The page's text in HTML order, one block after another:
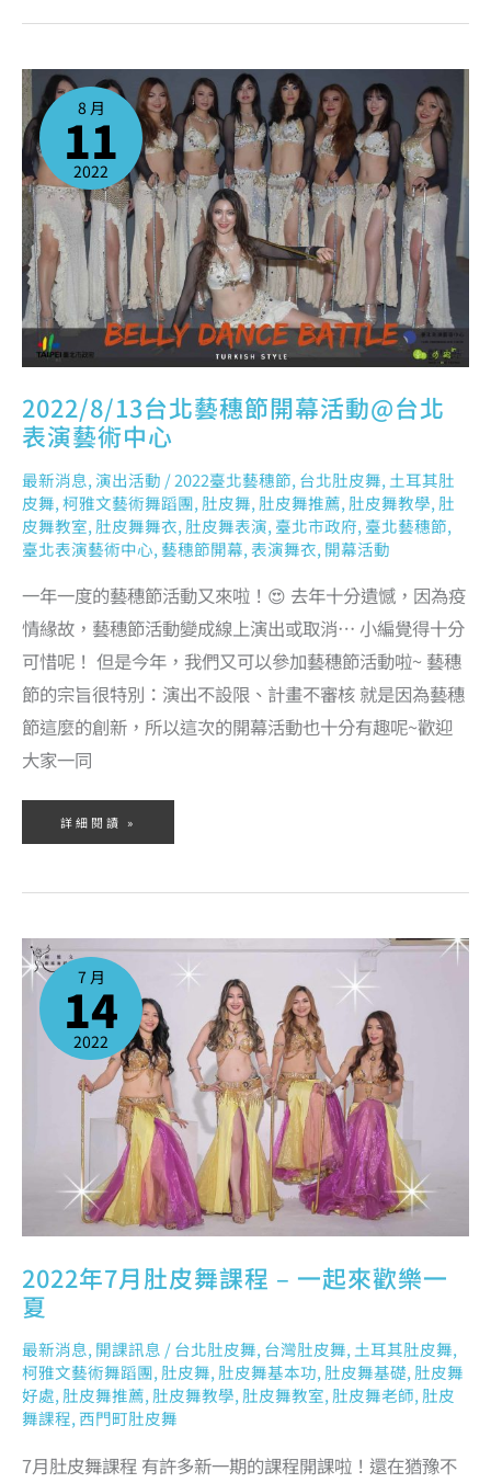
8 月
11
2022
2022/8/13台北藝穗節開幕活動@台北
表演藝術中心
最新消息,演出活動 /2022臺北藝穗節, 台北肚皮舞, 土耳其肚
皮舞,柯雅文藝術舞蹈團, 肚皮舞, 肚皮舞推薦, 肚皮舞教學, 肚
皮舞教室, 肚皮舞舞衣, 肚皮舞表演, 臺北市政府, 臺北藝穗節,
臺北表演藝術中心,藝穗節開幕,表演舞衣, 開幕活動
一年一度的藝穗節活動又來啦！😍 去年十分遺憾，因為疫
情緣故，藝穗節活動變成線上演出或取消… 小編覺得十分
可惜呢！ 但是今年，我們又可以參加藝穗節活動啦~ 藝穗
節的宗旨很特別：演出不設限、計畫不審核 就是因為藝穗
節這麼的創新，所以這次的開幕活動也十分有趣呢~歡迎
大家一同
2022/8/13
台
北
節
開
幕
活
@
台
北
演
藝
術
中
心
詳細閱讀 »
7 月
14
2022
2022年7月肚皮舞課程 – 一起來歡樂一
夏
最新消息,開課訊息 /台北肚皮舞,台灣肚皮舞,土耳其肚皮舞,
柯雅文藝術舞蹈團,肚皮舞,肚皮舞基本功,肚皮舞基礎,肚皮舞
好處,肚皮舞推薦,肚皮舞教學,肚皮舞教室,肚皮舞老師,肚皮
舞課程,西門町肚皮舞
7月肚皮舞課程 有許多新一期的課程開課啦！還在猶豫不
2022
年
7
皮
舞
課
程
一
起